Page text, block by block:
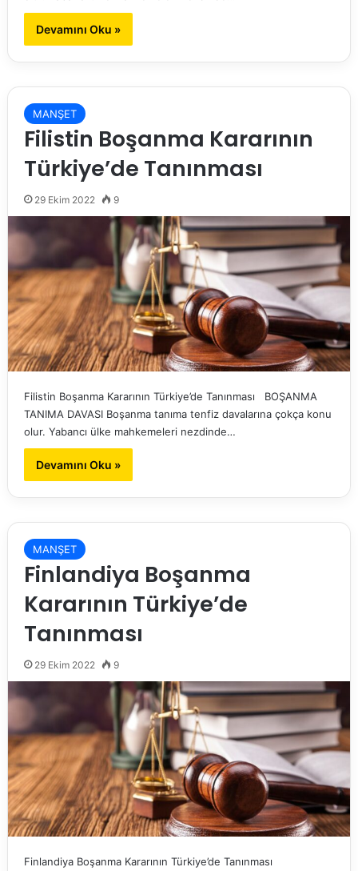
Devamını Oku »
MANŞET
Filistin Boşanma Kararının
Türkiye’de Tanınması
29 Ekim 2022 9
Filistin Boşanma Kararının Türkiye’de Tanınması BOŞANMA
TANIMA DAVASI Boşanma tanıma tenfiz davalarına çokça konu
olur. Yabancı ülke mahkemeleri nezdinde…
Devamını Oku »
MANŞET
Finlandiya Boşanma
Kararının Türkiye’de
Tanınması
29 Ekim 2022 9
Finlandiya Boşanma Kararının Türkiye’de Tanınması